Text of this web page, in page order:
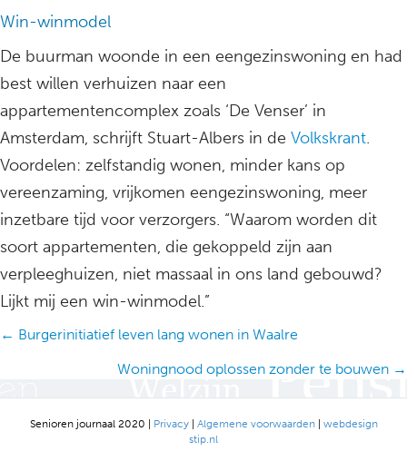
Win-winmodel
De buurman woonde in een eengezinswoning en had
best willen verhuizen naar een
appartementencomplex zoals ‘De Venser’ in
Amsterdam, schrijft Stuart-Albers in de Volkskrant.
Voordelen: zelfstandig wonen, minder kans op
vereenzaming, vrijkomen eengezinswoning, meer
inzetbare tijd voor verzorgers. “Waarom worden dit
soort appartementen, die gekoppeld zijn aan
verpleeghuizen, niet massaal in ons land gebouwd?
Lijkt mij een win-winmodel.”
Posts
← Burgerinitiatief leven lang wonen in Waalre
Woningnood oplossen zonder te bouwen →
Senioren journaal 2020 | Privacy| Algemene voorwaarden| webdesign
stip.nl